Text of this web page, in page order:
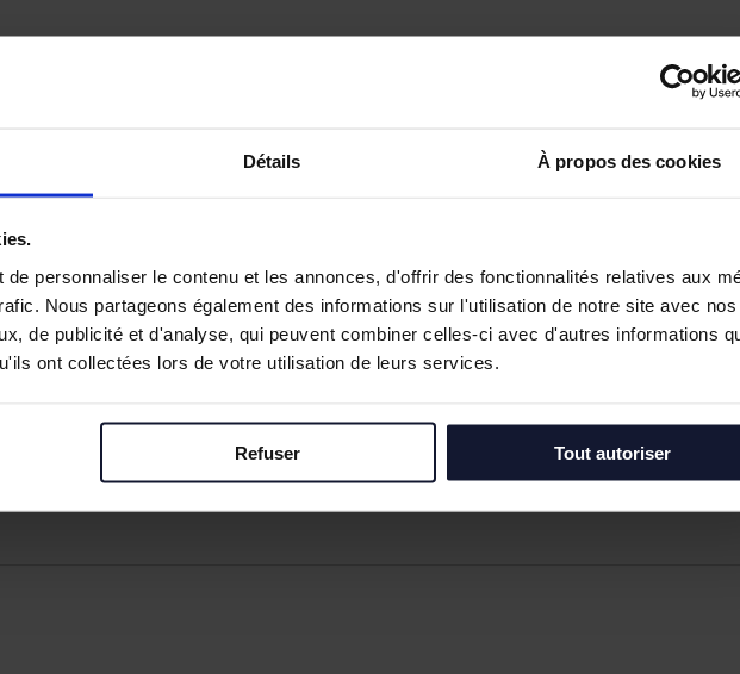
Détails À propos des cookies
de personnaliser le contenu et les annonces, d'offrir des fonctionnalités relatives aux
Nous partageons également des informations sur l'utilisation de notre site avec nos
de publicité et d'analyse, qui peuvent combiner celles-ci avec d'autres informations
ont collectées lors de votre utilisation de leurs services.
Refuser Tout autoriser